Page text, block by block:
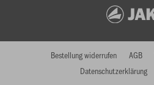
Bestellung widerrufen AGB
Datenschutzerklärung